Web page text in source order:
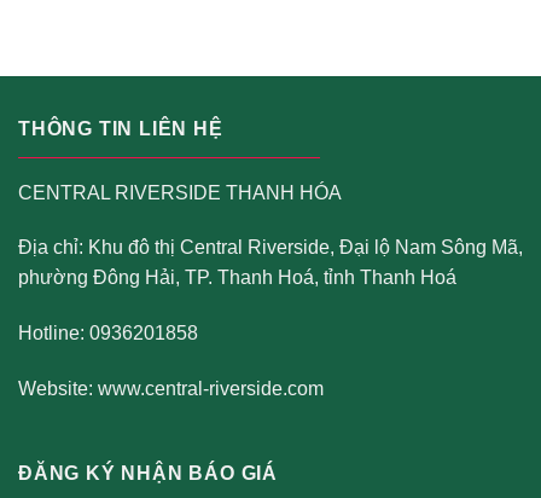
THÔNG TIN LIÊN HỆ
CENTRAL RIVERSIDE THANH HÓA
Địa chỉ: Khu đô thị Central Riverside, Đại lộ Nam Sông Mã,
phường Đông Hải, TP. Thanh Hoá, tỉnh Thanh Hoá
Hotline: 0936201858
Website: www.central-riverside.com
ĐĂNG KÝ NHẬN BÁO GIÁ